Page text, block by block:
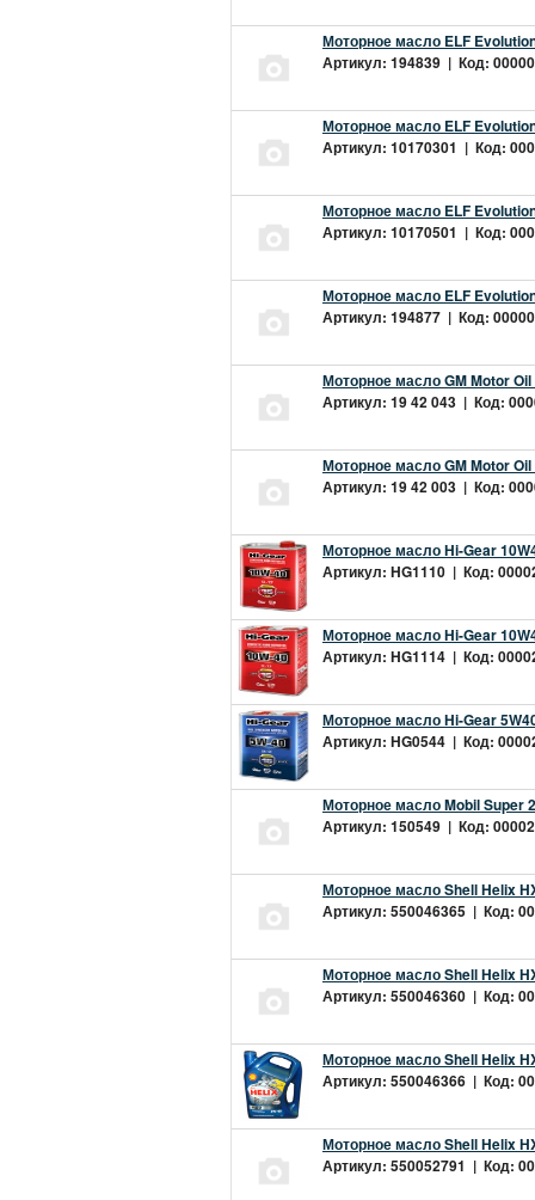
Моторное масло ELF
Артикул: 194839 | Код:
Моторное масло ELF
Артикул: 10170301 | Код:
Моторное масло ELF
Артикул: 10170501 | Код:
Моторное масло ELF
Артикул: 194877 | Код:
Моторное масло GM Motor Oil
Артикул: 19 42 043 | Код:
Моторное масло GM Motor
Артикул: 19 42 003 | Код:
Моторное масло Hi-Gear
Артикул: HG1110 | Код:
Моторное масло Hi-Gear
Артикул: HG1114 | Код:
Моторное масло Hi-Gear
Артикул: HG0544 | Код:
Моторное масло Mobil Super
Артикул: 150549 | Код:
Моторное масло Shell Helix
Артикул: 550046365 | Код:
Моторное масло Shell Helix
Артикул: 550046360 | Код:
Моторное масло Shell Helix
Артикул: 550046366 | Код:
Моторное масло Shell Helix
Артикул: 550052791 | Код: